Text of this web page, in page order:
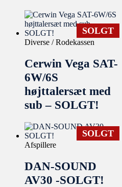
SOLGT
Diverse / Rodekassen
Cerwin Vega SAT-
6W/6S
højttalersæt med
sub – SOLGT!
SOLGT
Afspillere
DAN-SOUND
AV30 -SOLGT!